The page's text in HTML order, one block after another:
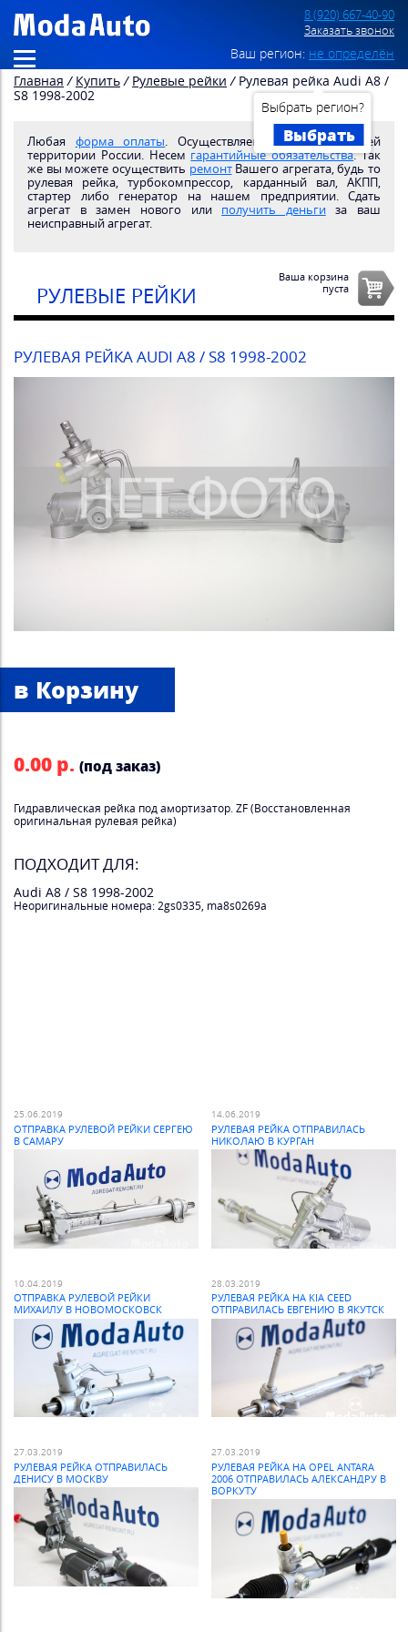
8 (920) 667-40-90
Заказать звонок
Ваш регион: не определён
Выбрать регион?
Выбрать
Главная / Купить / Рулевые рейки / Рулевая рейка Audi A8 /
S8 1998-2002
Любая форма оплаты. Осуществляем доставкупо всей
территории России. Несем гарантийные обязательства. Так
же вы можете осуществить ремонтВашего агрегата, будь то
рулевая рейка, турбокомпрессор, карданный вал, АКПП,
стартер либо генератор на нашем предприятии. Сдать
агрегат в замен нового или получить деньгиза ваш
неисправный агрегат.
РУЛЕВЫЕ РЕЙКИ
Ваша корзина
пуста
РУЛЕВАЯ РЕЙКА AUDI A8 / S8 1998-2002
0.00 р. (под заказ)
Гидравлическая рейка под амортизатор. ZF (Восстановленная
оригинальная рулевая рейка)
ПОДХОДИТ ДЛЯ:
Audi A8 / S8 1998-2002
Неоригинальные номера: 2gs0335, ma8s0269a
25.06.2019
ОТПРАВКА РУЛЕВОЙ РЕЙКИ СЕРГЕЮ
В САМАРУ
14.06.2019
РУЛЕВАЯ РЕЙКА ОТПРАВИЛАСЬ
НИКОЛАЮ В КУРГАН
10.04.2019
ОТПРАВКА РУЛЕВОЙ РЕЙКИ
МИХАИЛУ В НОВОМОСКОВСК
28.03.2019
РУЛЕВАЯ РЕЙКА НА KIA CEED
ОТПРАВИЛАСЬ ЕВГЕНИЮ В ЯКУТСК
27.03.2019
РУЛЕВАЯ РЕЙКА ОТПРАВИЛАСЬ
ДЕНИСУ В МОСКВУ
27.03.2019
РУЛЕВАЯ РЕЙКА НА OPEL ANTARA
2006 ОТПРАВИЛАСЬ АЛЕКСАНДРУ В
ВОРКУТУ